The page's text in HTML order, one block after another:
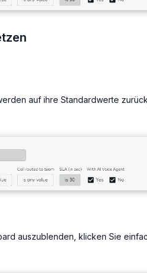
auf ihre Standardwerte
auszublenden, klicken Sie